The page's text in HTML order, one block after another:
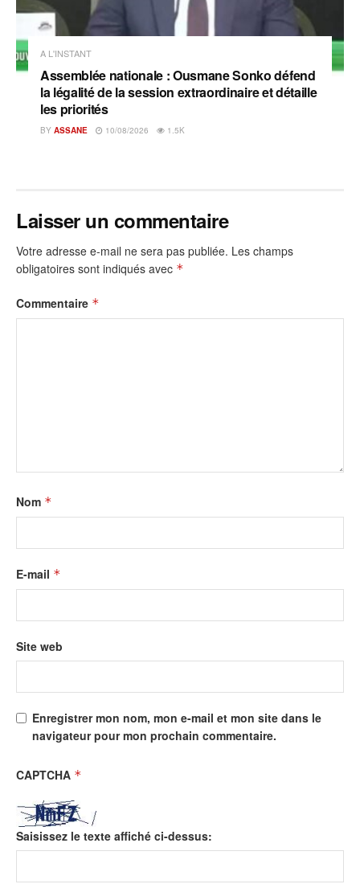
A L'INSTANT
Assemblée nationale : Ousmane Sonko défend
la légalité de la session extraordinaire et détaille
les priorités
BY ASSANE 10/08/2026 1.5K
Laisser un commentaire
Votre adresse e-mail ne sera pas publiée. Les champs
obligatoires sont indiqués avec *
Commentaire *
Nom *
E-mail *
Site web
Enregistrer mon nom, mon e-mail et mon site dans le
navigateur pour mon prochain commentaire.
CAPTCHA *
Saisissez le texte affiché ci-dessus: